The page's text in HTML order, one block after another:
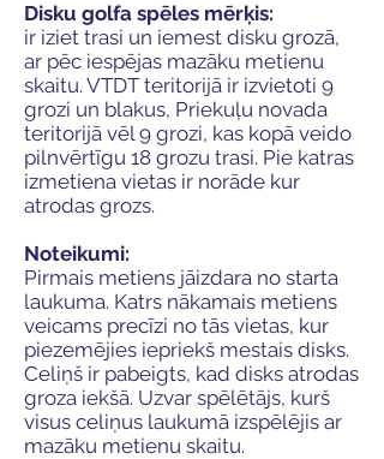
Disku golfa spēles mērķis:
ir iziet trasi un iemest disku grozā,
ar pēc iespējas mazāku metienu
skaitu. VTDT teritorijā ir izvietoti 9
grozi un blakus, Priekuļu novada
teritorijā vēl 9 grozi, kas kopā veido
pilnvērtīgu 18 grozu trasi. Pie katras
izmetiena vietas ir norāde kur
atrodas grozs.
Noteikumi:
Pirmais metiens jāizdara no starta
laukuma. Katrs nākamais metiens
veicams precīzi no tās vietas, kur
piezemējies iepriekš mestais disks.
Celiņš ir pabeigts, kad disks atrodas
groza iekšā. Uzvar spēlētājs, kurš
visus celiņus laukumā izspēlējis ar
mazāku metienu skaitu.